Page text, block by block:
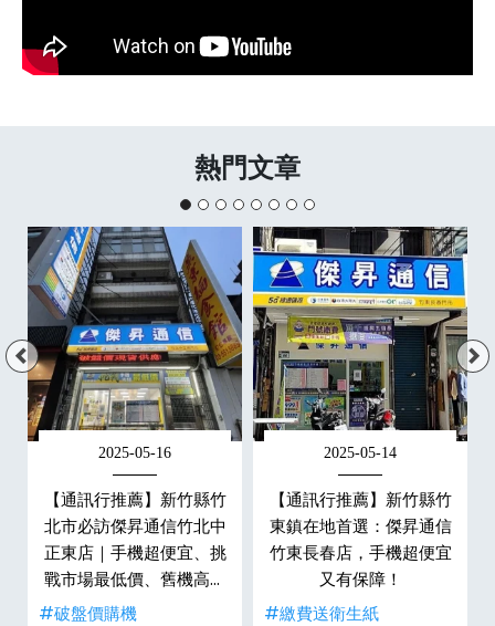
熱門文章
2025-05-16
【通訊行推薦】新竹縣竹
北市必訪傑昇通信竹北中
正東店｜手機超便宜、挑
戰市場最低價、舊機高價
現金回收
#破盤價購機
2025-05-14
【通訊行推薦】新竹縣竹
東鎮在地首選：傑昇通信
竹東長春店，手機超便宜
又有保障！
#繳費送衛生紙